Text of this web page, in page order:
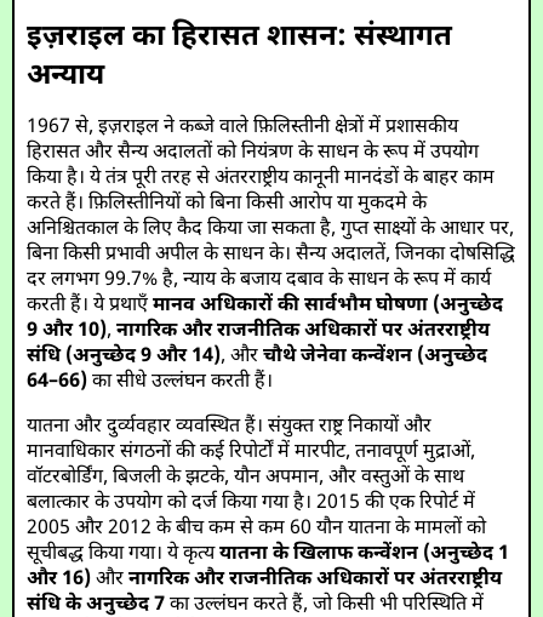
इज़राइल का हिरासत शासन: संस्थागत
अन्याय
1967 से, इज़राइल ने कब्जे वाले फ़िलिस्तीनी क्षेत्रों में प्रशासकीय
हिरासत और सैन्य अदालतों को नियंत्रण के साधन के रूप में उपयोग
किया है। ये तंत्र पूरी तरह से अंतरराष्ट्रीय कानूनी मानदंडों के बाहर काम
करते हैं। फ़िलिस्तीनियों को बिना किसी आरोप या मुकदमे के
अनिश्चितकाल के लिए कैद किया जा सकता है, गुप्त साक्ष्यों के आधार पर,
बिना किसी प्रभावी अपील के साधन के। सैन्य अदालतें, जिनका दोषसिद्धि
दर लगभग 99.7% है, न्याय के बजाय दबाव के साधन के रूप में कार्य
करती हैं। ये प्रथाएँमानव अधिकारों की सार्वभौम घोषणा (अनुच्छेद
9 और 10),नागरिक और राजनीतिक अधिकारों पर अंतरराष्ट्रीय
संधि (अनुच्छेद 9 और 14), औरचौथे जेनेवा कन्वेंशन (अनुच्छेद
64–66)का सीधे उल्लंघन करती हैं।
यातना और दुर्व्यवहार व्यवस्थित हैं। संयुक्त राष्ट्र निकायों और
मानवाधिकार संगठनों की कई रिपोर्टों में मारपीट, तनावपूर्ण मुद्राओं,
वॉटरबोर्डिंग, बिजली के झटके, यौन अपमान, और वस्तुओं के साथ
बलात्कार के उपयोग को दर्ज किया गया है। 2015 की एक रिपोर्ट में
2005 और 2012 के बीच कम से कम 60 यौन यातना के मामलों को
सूचीबद्ध किया गया। ये कृत्ययातना के खिलाफ कन्वेंशन (अनुच्छेद 1
और 16)औरनागरिक और राजनीतिक अधिकारों पर अंतरराष्ट्रीय
संधि के अनुच्छेद 7का उल्लंघन करते हैं, जो किसी भी परिस्थिति में